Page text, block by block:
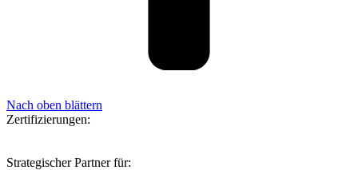
Nach oben blättern
Zertifizierungen:
Strategischer Partner für: